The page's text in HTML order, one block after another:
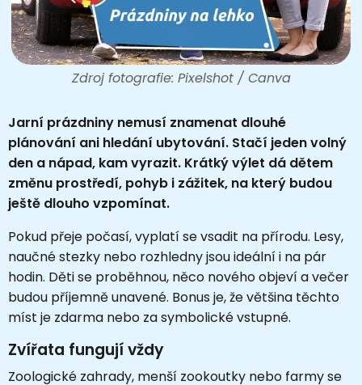
Zdroj fotografie: Pixelshot / Canva
Jarní prázdniny nemusí znamenat dlouhé
plánování ani hledání ubytování. Stačí jeden volný
den a nápad, kam vyrazit. Krátký výlet dá dětem
změnu prostředí, pohyb i zážitek, na který budou
ještě dlouho vzpomínat.
Pokud přeje počasí, vyplatí se vsadit na přírodu. Lesy,
naučné stezky nebo rozhledny jsou ideální i na pár
hodin. Děti se proběhnou, něco nového objeví a večer
budou příjemně unavené. Bonus je, že většina těchto
míst je zdarma nebo za symbolické vstupné.
Zvířata fungují vždy
Zoologické zahrady, menší zookoutky nebo farmy se